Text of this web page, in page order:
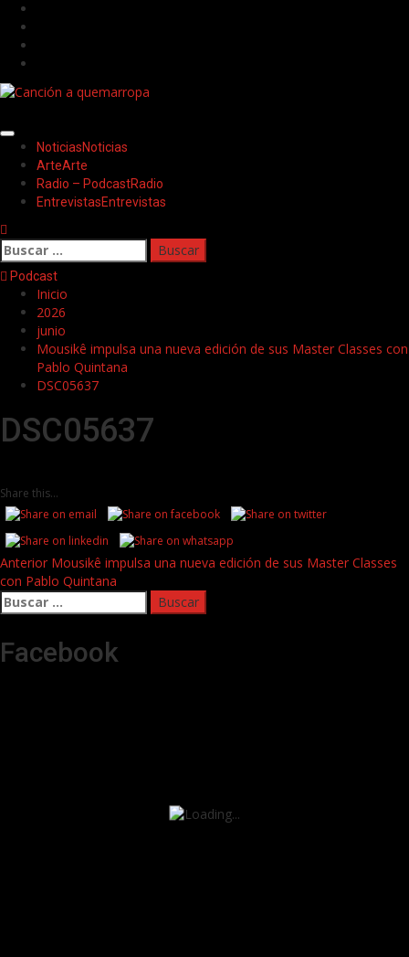
Saltar
contenido
Menú
principal
NoticiasNoticias
ArteArte
Radio – PodcastRadio
EntrevistasEntrevistas
Buscar:
Podcast
Inicio
2026
junio
Mousikê impulsa una nueva edición de sus Master Classes con
Pablo Quintana
DSC05637
DSC05637
Share this...
Post
navigation
Anterior Mousikê impulsa una nueva edición de sus Master Classes
con Pablo Quintana
Buscar:
Facebook